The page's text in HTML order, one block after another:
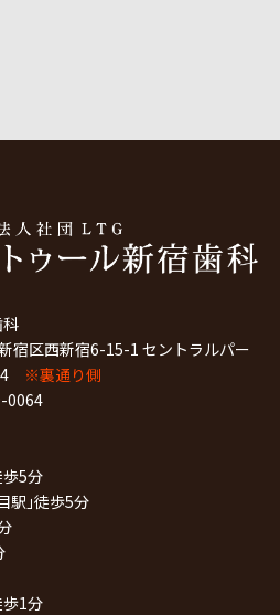
宿区西新宿6-15-1 セントラルパー
※裏通り側
0064
歩5分
駅｣徒歩5分
歩1分